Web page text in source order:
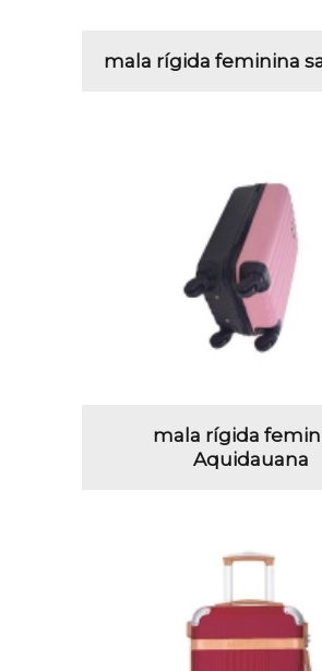
mala rígida feminina
mala rígida
Aquidauana